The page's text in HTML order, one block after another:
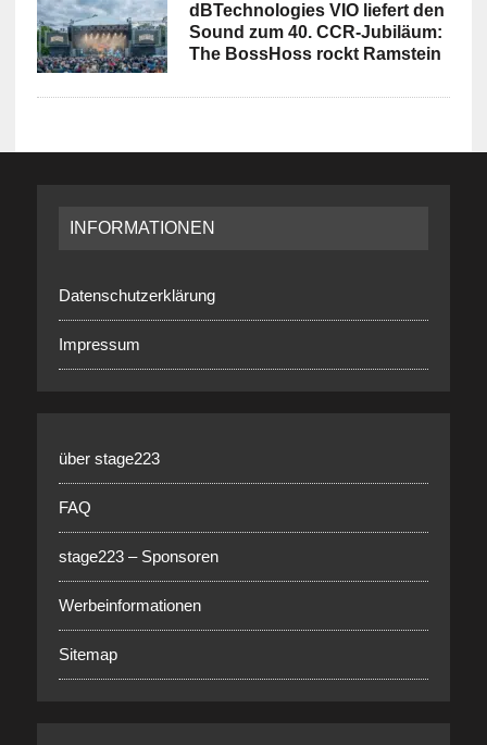
dBTechnologies VIO liefert den
Sound zum 40. CCR-Jubiläum:
The BossHoss rockt Ramstein
INFORMATIONEN
Datenschutzerklärung
Impressum
über stage223
FAQ
stage223 – Sponsoren
Werbeinformationen
Sitemap